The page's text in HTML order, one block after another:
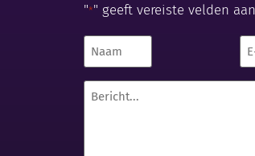
"*" geeft vereiste velden aan
Naam
E-
*
Bericht...